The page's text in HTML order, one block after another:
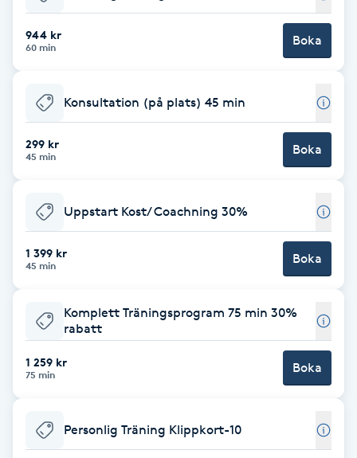
Babylights
Balayage
Barber
Barnklippning
BIAB
Blowout
Bottenfärg
Brynfärgning
944 kr
60 min Boka
Konsultation (på plats) 45 min
299 kr
45 min Boka
Uppstart Kost/ Coachning 30%
1 399 kr
45 min Boka
Komplett Träningsprogram 75 min 30%
rabatt
1 259 kr
75 min Boka
Personlig Träning Klippkort-10